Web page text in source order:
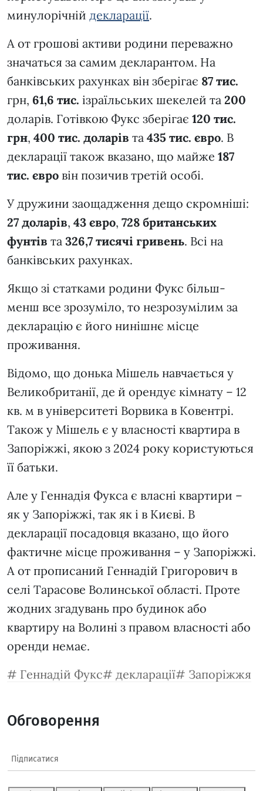
минулорічній декларації.
А от грошові активи родини переважно
значаться за самим декларантом. На
банківських рахунках він зберігає 87 тис.
грн, 61,6 тис. ізраїльських шекелей та 200
доларів. Готівкою Фукс зберігає 120 тис.
грн, 400 тис. доларів та 435 тис. євро. В
декларації також вказано, що майже 187
тис. євро він позичив третій особі.
У дружини заощадження дещо скромніші:
27 доларів, 43 євро, 728 британських
фунтів та 326,7 тисячі гривень. Всі на
банківських рахунках.
Якщо зі статками родини Фукс більш-
менш все зрозуміло, то незрозумілим за
декларацію є його нинішнє місце
проживання.
Відомо, що донька Мішель навчається у
Великобританії, де й орендує кімнату – 12
кв. м в університеті Ворвика в Ковентрі.
Також у Мішель є у власності квартира в
Запоріжжі, якою з 2024 року користуються
її батьки.
Але у Геннадія Фукса є власні квартири –
як у Запоріжжі, так як і в Києві. В
декларації посадовця вказано, що його
фактичне місце проживання – у Запоріжжі.
А от прописаний Геннадій Григорович в
селі Тарасове Волинської області. Проте
жодних згадувань про будинок або
квартиру на Волині з правом власності або
оренди немає.
Геннадій Фукс
декларації Запоріжжя
Обговорення
Підписатися